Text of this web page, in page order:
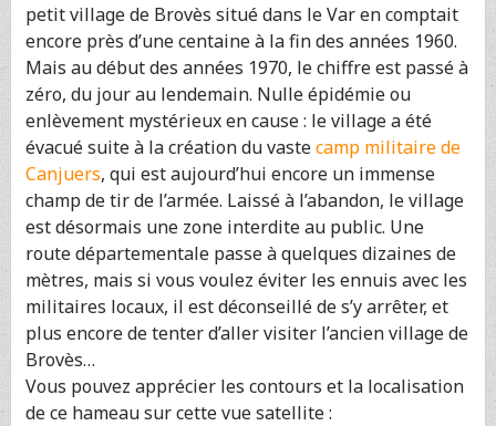
petit village de Brovès situé dans le Var en comptait
encore près d’une centaine à la fin des années 1960.
Mais au début des années 1970, le chiffre est passé à
zéro, du jour au lendemain. Nulle épidémie ou
enlèvement mystérieux en cause : le village a été
évacué suite à la création du vastecamp militaire de
Canjuers, qui est aujourd’hui encore un immense
champ de tir de l’armée. Laissé à l’abandon, le village
est désormais une zone interdite au public. Une
route départementale passe à quelques dizaines de
mètres, mais si vous voulez éviter les ennuis avec les
militaires locaux, il est déconseillé de s’y arrêter, et
plus encore de tenter d’aller visiter l’ancien village de
Brovès…
Vous pouvez apprécier les contours et la localisation
de ce hameau sur cette vue satellite :